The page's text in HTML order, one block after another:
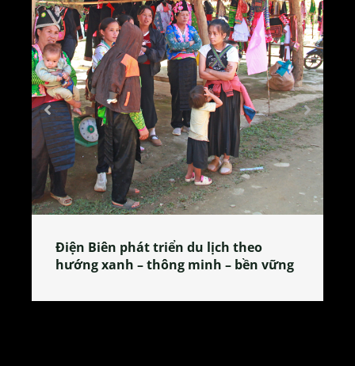
vững
Làng làm bánh tẻ Phú Nhi – nơi lan
tỏa đặc sản xứ Đoài